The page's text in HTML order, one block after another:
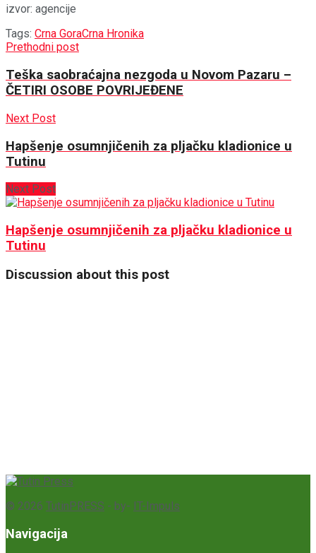
izvor: agencije
Tags: Crna GoraCrna Hronika
Prethodni post
Teška saobraćajna nezgoda u Novom Pazaru –
ČETIRI OSOBE POVRIJEĐENE
Next Post
Hapšenje osumnjičenih za pljačku kladionice u
Tutinu
Next Post
Hapšenje osumnjičenih za pljačku kladionice u
Tutinu
Discussion about this post
© 2026 TutinPRESS - by- IT-Impuls
Navigacija